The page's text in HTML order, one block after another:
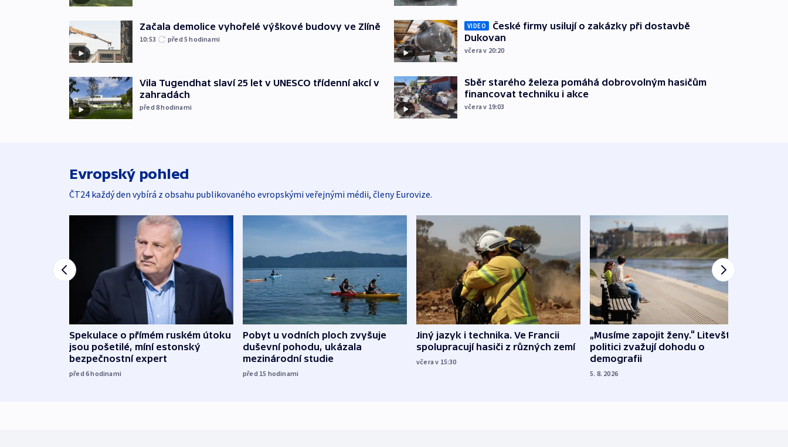
Začala demolice vyhořelé výškové budovy ve Zlíně
10:53 před 5hodinami
Vila Tugendhat slaví 25 let v UNESCO třídenní akcí v
zahradách
před 8hodinami
VIDEO
České firmy usilují o zakázky při dostavbě
Dukovan
včera v 20:20
Sběr starého železa pomáhá dobrovolným hasičům
financovat techniku i akce
včera v 19:03
Evropský pohled
ČT24 každý den vybírá z obsahu publikovaného evropskými veřejnými médii, členy Eurovize.
Spekulace o přímém ruském útoku
jsou pošetilé, míní estonský
bezpečnostní expert
před 6hodinami
Pobyt u vodních ploch zvyšuje
duševní pohodu, ukázala
mezinárodní studie
před 15 hodinami
Jiný jazyk i technika. Ve Francii
spolupracují hasiči z různých zemí
včera v 15:30
„Musíme zapojit ženy.“ Litevští
politici zvažují dohodu o
demografii
5. 8. 2026